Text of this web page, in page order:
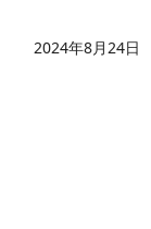
2024年8月24日